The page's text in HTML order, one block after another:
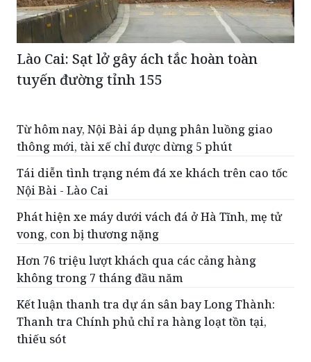
Lào Cai: Sạt lở gây ách tắc hoàn toàn
tuyến đường tỉnh 155
Từ hôm nay, Nội Bài áp dụng phân luồng giao
thông mới, tài xế chỉ được dừng 5 phút
Tái diễn tình trạng ném đá xe khách trên cao tốc
Nội Bài - Lào Cai
Phát hiện xe máy dưới vách đá ở Hà Tĩnh, mẹ tử
vong, con bị thương nặng
Hơn 76 triệu lượt khách qua các cảng hàng
không trong 7 tháng đầu năm
Kết luận thanh tra dự án sân bay Long Thành:
Thanh tra Chính phủ chỉ ra hàng loạt tồn tại,
thiếu sót